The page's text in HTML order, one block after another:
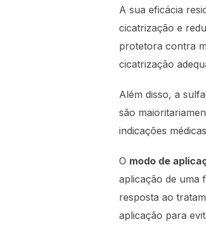
A sua eficácia
cicatrização e
protetora contra
cicatrização
Além disso, a
são
indicações
O modo de
aplicação de uma
resposta ao
aplicação para